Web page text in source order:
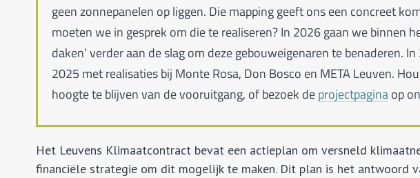
geen zonnepanelen op liggen. Die mapping geeft ons een concreet
moeten we in gesprek om die te realiseren? In 2026 gaan we binnen
daken’ verder aan de slag om deze gebouweigenaren te benaderen.
2025 met realisaties bij Monte Rosa, Don Bosco en META Leuven.
hoogte te blijven van de vooruitgang, of bezoek de projectpagina op
Het Leuvens Klimaatcontract bevat een actieplan om versneld
financiële strategie om dit mogelijk te maken. Dit plan is het antwoord